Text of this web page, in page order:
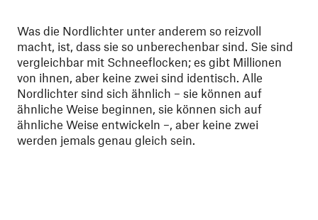
Was die Nordlichter unter anderem so reizvoll
macht, ist, dass sie so unberechenbar sind. Sie sind
vergleichbar mit Schneeflocken; es gibt Millionen
von ihnen, aber keine zwei sind identisch. Alle
Nordlichter sind sich ähnlich – sie können auf
ähnliche Weise beginnen, sie können sich auf
ähnliche Weise entwickeln –, aber keine zwei
werden jemals genau gleich sein.